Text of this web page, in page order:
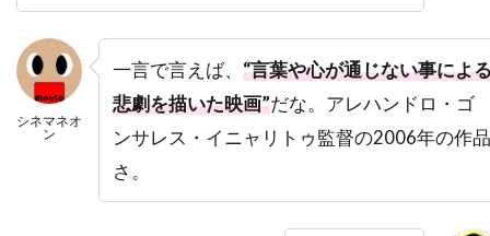
デヴィッド・エリソン
デヴィッド・オグデン・スティアーズ
デヴィッド・ガイラー
デヴィッド・キタイ
デヴィッド・キュービット
シネマネオ
ン
一言で言えば、 “言葉や心が通じない事によ
悲劇を描いた映画”だな。アレハンドロ・ゴ
ンサレス・イニャリトゥ監督の2006年の作品
さ。